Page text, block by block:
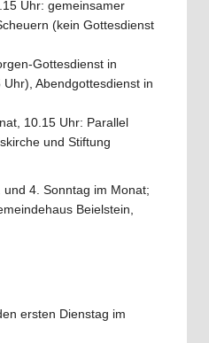
Uhr: gemeinsamer
(kein Gottesdienst
Gottesdienst in
Abendgottesdienst in
10.15 Uhr: Parallel
und Stiftung
4. Sonntag im Monat;
Beielstein,
ersten Dienstag im